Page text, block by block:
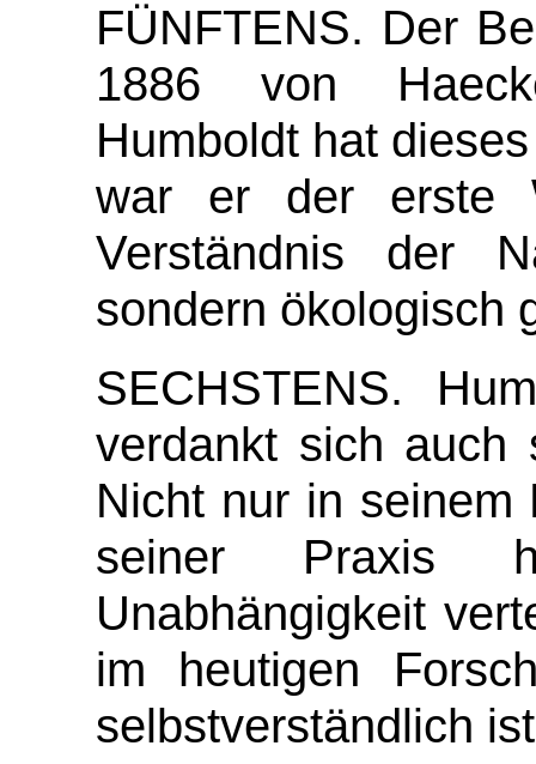
FÜNFTENS. Der
1886 von
Humboldt hat
war er der erste
Verständnis der
sondern ökologisch
SECHSTENS.
verdankt sich
Nicht nur in seinem
seiner Praxis
Unabhängigkeit
im heutigen
selbstverständlich